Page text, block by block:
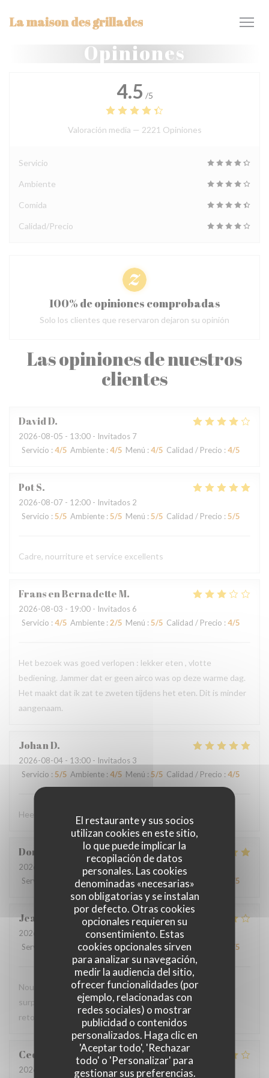
El restaurante y sus socios
utilizan cookies en este sitio,
lo que puede implicar la
recopilación de datos
personales. Las cookies
denominadas «necesarias»
son obligatorias y se instalan
por defecto. Otras cookies
opcionales requieren su
consentimiento. Estas
cookies opcionales sirven
para analizar su navegación,
medir la audiencia del sitio,
ofrecer funcionalidades (por
ejemplo, relacionadas con
redes sociales) o mostrar
publicidad o contenidos
personalizados. Haga clic en
'Aceptar todo', 'Rechazar
todo' o 'Personalizar' para
gestionar sus preferencias.
La maison des grillades
Opiniones
Las opiniones de nuestros
clientes
DavidD
2026-08-05 - 13:00 - Invitados 7
Servicio : 4/5 Ambiente : 4/5 Menú : 4/5 Calidad / Precio : 4/5
PotS
2026-08-07 - 12:00 - Invitados 2
Servicio : 5/5 Ambiente : 5/5 Menú : 5/5 Calidad / Precio : 5/5
Cadre, nourriture et service excellents
Frans en BernadetteM
2026-08-03 - 19:00 - Invitados 6
Servicio : 4/5 Ambiente :2/5 Menú :5/5 Calidad / Precio : 4/5
Het bezoek was goed verlopen : lekker eten , vlotte
bediening. Jammer dat er geen airco was op deze warme dag.
Het maakt dat ik zat te zweten tijdens het eten. Dit is minder
aangenaam.
JohanD
2026-08-04 - 13:00 - Invitados 3
Servicio : 5/5 Ambiente : 4/5 Menú : 5/5 Calidad / Precio : 4/5
Heel verzorgde ontvangst - lekker eten
Dorothée
2026-08-01
- 19:00 - Invitados 3
Servicio
Ambiente:5/5 Menú:5/5 Calidad / Precio /5
Jean-Marie C
2026-07-29
- 19:45 - Invitados 2
Servicio
Ambiente: 4 /5 Menú: 4/5 Calidad / Precio /5
Nous avons pris le menu proposé et ce fut une agréable
surprise, le filet de viande BBB super délicieux Nous y
retournerons
Cedric
2026-07-22
- 18:30 - Invitados 2
4.5 /5
Valoración media — 2221 Opiniones
Servicio
Ambiente
Comida
Calidad/Precio
100% de opiniones comprobadas
Solo los clientes que reservaron dejaron su opinión